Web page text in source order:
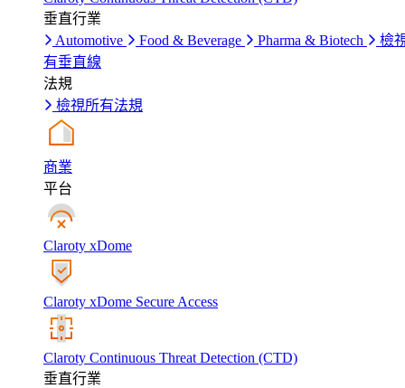
垂直行業
Automotive
Food & Beverage Pharma & Biotech
檢
有垂直線
法規
檢視所有法規
商業
平台
Claroty xDome
Claroty xDome Secure Access
Claroty Continuous Threat Detection (CTD)
垂直行業